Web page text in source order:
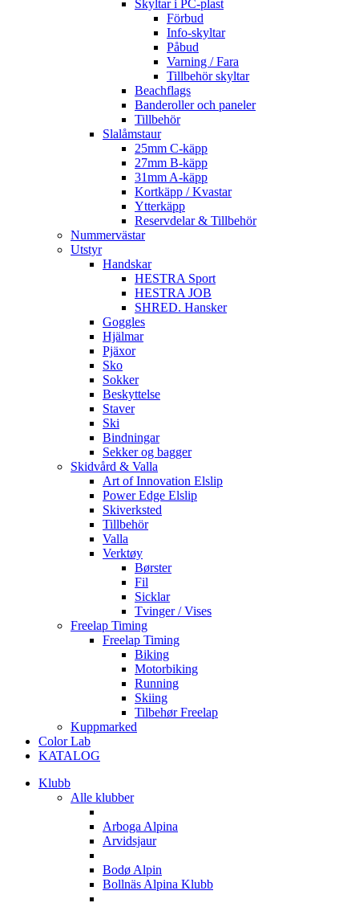
Skyltar i PC-plast
Förbud
Info-skyltar
Påbud
Varning / Fara
Tillbehör skyltar
Beachflags
Banderoller och paneler
Tillbehör
Slalåmstaur
25mm C-käpp
27mm B-käpp
31mm A-käpp
Kortkäpp / Kvastar
Ytterkäpp
Reservdelar & Tillbehör
Nummervästar
Utstyr
Handskar
HESTRA Sport
HESTRA JOB
SHRED. Hansker
Goggles
Hjälmar
Pjäxor
Sko
Sokker
Beskyttelse
Staver
Ski
Bindningar
Sekker og bagger
Skidvård & Valla
Art of Innovation Elslip
Power Edge Elslip
Skiverksted
Tillbehör
Valla
Verktøy
Børster
Fil
Sicklar
Tvinger / Vises
Freelap Timing
Freelap Timing
Biking
Motorbiking
Running
Skiing
Tilbehør Freelap
Kuppmarked
Color Lab
KATALOG
Klubb
Alle klubber
Arboga Alpina
Arvidsjaur
Bodø Alpin
Bollnäs Alpina Klubb